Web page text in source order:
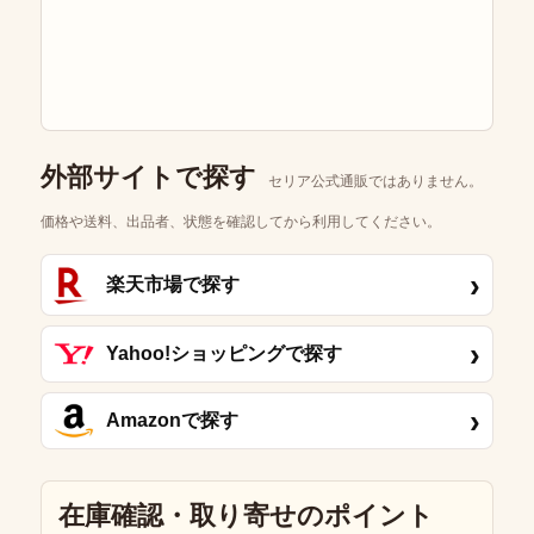
外部サイトで探す セリア公式通販ではありません。
価格や送料、出品者、状態を確認してから利用してください。
楽天市場で探す ›
Yahoo!ショッピングで探す ›
Amazonで探す ›
在庫確認・取り寄せのポイント